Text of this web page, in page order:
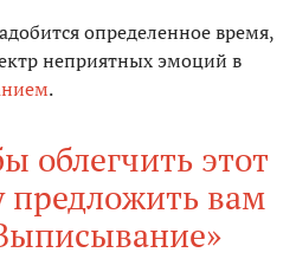
определенное время,
неприятных эмоций в
.
облегчить этот
предложить вам